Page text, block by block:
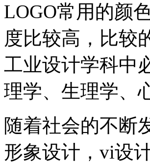
LOGO常用的颜
度比较高，比较
工业设计学科中
理学、生理学、
随着社会的不断
形象设计，vi设